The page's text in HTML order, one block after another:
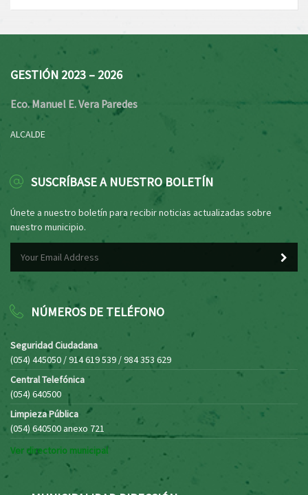
GESTIÓN 2023 – 2026
Eco. Manuel E. Vera Paredes
ALCALDE
SUSCRÍBASE A NUESTRO BOLETÍN
Únete a nuestro boletín para recibir noticias actualizadas sobre
nuestro municipio.
NÚMEROS DE TELÉFONO
Seguridad Ciudadana
(054) 445050 / 914 619 539 / 984 353 629
Central Telefónica
(054) 640500
Limpieza Pública
(054) 640500 anexo 721
Ver directorio municipal